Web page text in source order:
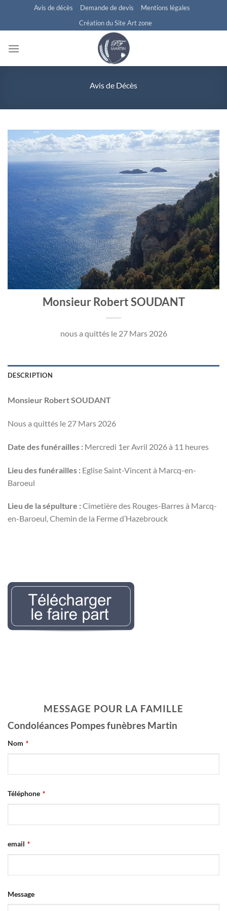
contenu
Avis de décès Demande de devis
Mentions légales
Création du Site Art zone
Avis de Décès
Monsieur Robert SOUDANT
nous a quittés le 27 Mars 2026
DESCRIPTION
Monsieur Robert SOUDANT
Nous a quittés le 27 Mars 2026
Date des funérailles : Mercredi 1er Avril 2026 à 11 heures
Lieu des funérailles : Eglise Saint-Vincent à Marcq-en-
Baroeul
Lieu de la sépulture :Cimetière des Rouges-Barres à Marcq-
en-Baroeul, Chemin de la Ferme d’Hazebrouck
MESSAGE POUR LA FAMILLE
Condoléances Pompes funèbres Martin
Nom *
Téléphone *
email *
Message